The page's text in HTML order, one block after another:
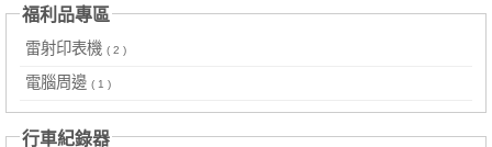
福利品專區
雷射印表機 ( 2 )
電腦周邊 ( 1 )
行車紀錄器